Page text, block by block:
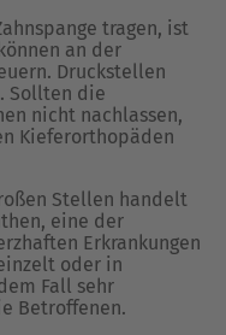
tragen, ist
an der
Druckstellen
Sollten die
nicht nachlassen,
Kieferorthopäden
Stellen handelt
eine der
Erkrankungen
oder in
Fall sehr
Betroffenen.